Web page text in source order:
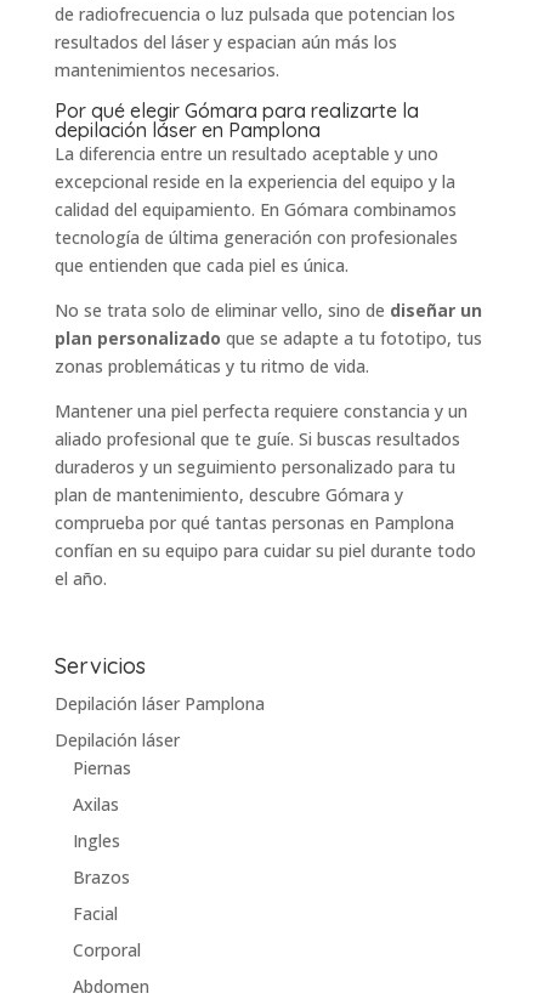
de radiofrecuencia o luz pulsada que potencian los
resultados del láser y espacian aún más los
mantenimientos necesarios.
Por qué elegir Gómara para realizarte la
depilación láser en Pamplona
La diferencia entre un resultado aceptable y uno
excepcional reside en la experiencia del equipo y la
calidad del equipamiento. En Gómara combinamos
tecnología de última generación con profesionales
que entienden que cada piel es única.
No se trata solo de eliminar vello, sino de diseñar un
plan personalizado que se adapte a tu fototipo, tus
zonas problemáticas y tu ritmo de vida.
Mantener una piel perfecta requiere constancia y un
aliado profesional que te guíe. Si buscas resultados
duraderos y un seguimiento personalizado para tu
plan de mantenimiento, descubre Gómara y
comprueba por qué tantas personas en Pamplona
confían en su equipo para cuidar su piel durante todo
el año.
Servicios
Depilación láser Pamplona
Depilación láser
Piernas
Axilas
Ingles
Brazos
Facial
Corporal
Abdomen